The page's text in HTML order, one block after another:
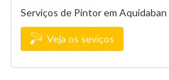
Serviços de Pintor em Aquidaban
Veja os seviços